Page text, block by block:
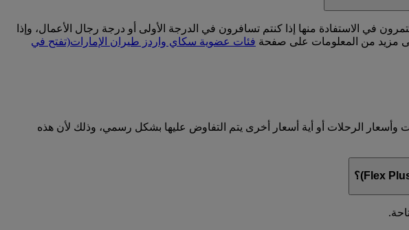
في الاستفادة منها إذا كنتم تسافرون في الدرجة الأولى أو درجة رجال الأعمال، وإذا
مزيد من المعلومات على صفحة فئات عضوية سكاي واردز طيران الإمارات(تفتح في
الرحلات أو أية أسعار أخرى يتم التفاوض عليها بشكل رسمي، وذلك لأن هذه